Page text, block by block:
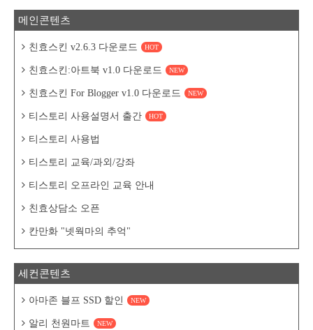
메인콘텐츠
친효스킨 v2.6.3 다운로드 HOT
친효스킨:아트북 v1.0 다운로드 NEW
친효스킨 For Blogger v1.0 다운로드 NEW
티스토리 사용설명서 출간 HOT
티스토리 사용법
티스토리 교육/과외/강좌
티스토리 오프라인 교육 안내
친효상담소 오픈
칸만화 "넷웍마의 추억"
세컨콘텐츠
아마존 블프 SSD 할인 NEW
알리 천원마트 NEW